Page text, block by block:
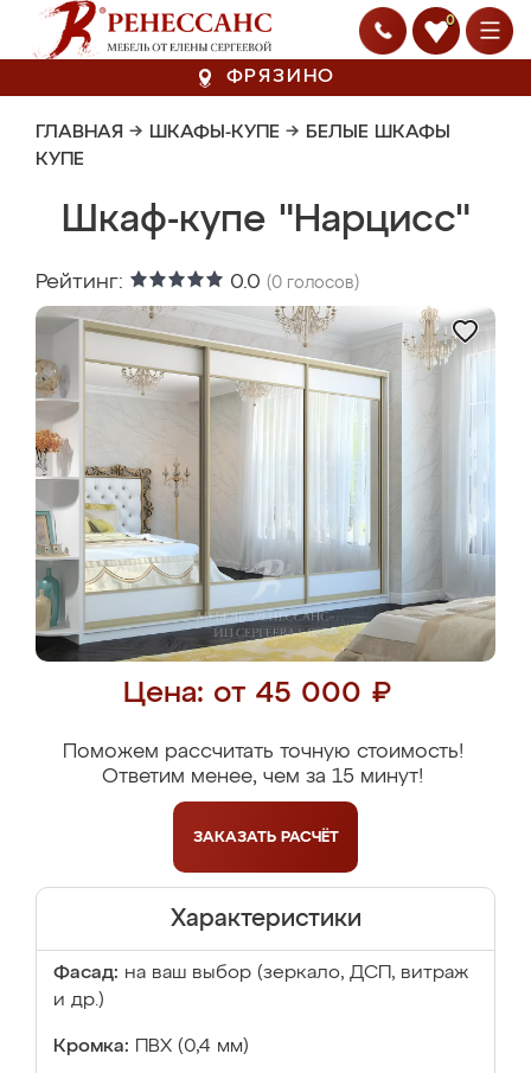
0
ФРЯЗИНО
ГЛАВНАЯ → ШКАФЫ-КУПЕ → БЕЛЫЕ ШКАФЫ
КУПЕ
Шкаф-купе "Нарцисс"
Рейтинг: 0.0 (0 голосов)
Цена: от 45 000 ₽
Поможем рассчитать точную стоимость!
Ответим менее, чем за 15 минут!
ЗАКАЗАТЬ РАСЧЁТ
Характеристики
Фасад: на ваш выбор (зеркало, ДСП, витраж
и др.)
Кромка: ПВХ (0,4 мм)